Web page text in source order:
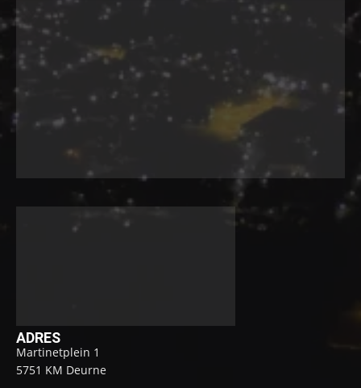
ADRES
Martinetplein 1
5751 KM Deurne